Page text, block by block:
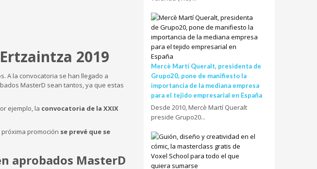
2019
A la convocatoria se han llegado a
MasterD sean tantos, ya que estas
ejemplo, la convocatoria de la XXIX
promoción se prevé que se
aprobados MasterD
Mercè Martí Queralt, presidenta de
Grupo20, pone de manifiesto la
importancia de la mediana empresa
para el tejido empresarial en España
Desde 2010, Mercè Martí Queralt
preside Grupo20...